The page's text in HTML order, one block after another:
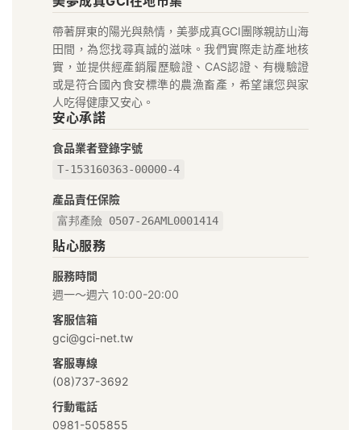
夢
成
真
GCI
在
地
好
物
市
集
｜
給
你
安
帶著屏東的陽光與熱情，美夢成真GCI團隊親訪山海
田間，為您找尋真誠的滋味。我們實際走訪產地核
實，並提供經產銷履歷驗證、CAS認證、有機驗證
或是符合國內食安標準的農漁畜產，希望讓您與家
人吃得健康又安心。
安心承諾
食品業者登錄字號
T-153160363-00000-4
產品責任保險
富邦產險 0507-26AML0001414
貼心服務
服務時間
週一～週六 10:00-20:00
客服信箱
gci@gci-net.tw
客服專線
(08)737-3692
行動電話
0981-505855